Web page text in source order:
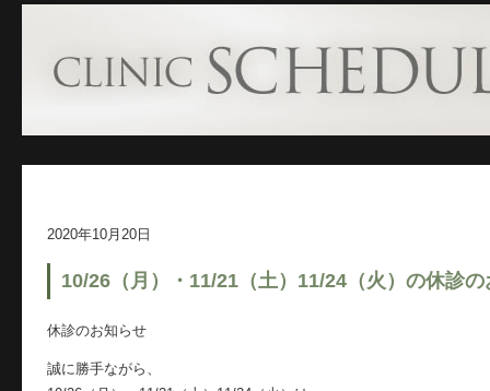
2020年10月20日
10/26（月）・11/21（土）11/24（火）の休診の
休診のお知らせ
誠に勝手ながら、